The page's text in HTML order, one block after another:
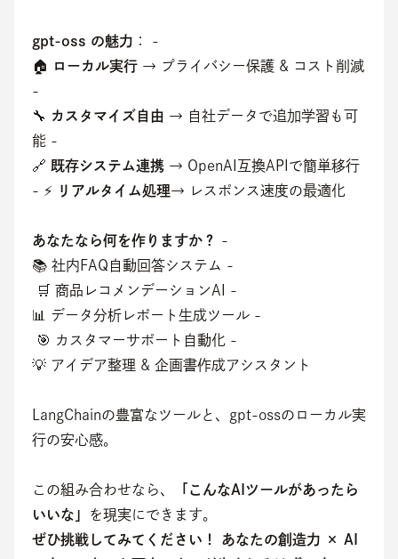
gpt-oss の魅力 ： -
🏠
ローカル実行 → プライバシー保護 & コスト削減
-
🔧 カスタマイズ自由 → 自社データで追加学習も可
能 -
🔗 既存システム連携 → OpenAI互換APIで簡単移行
- ⚡ リアルタイム処理→ レスポンス速度の最適化
あなたなら何を作りますか？
-
📚 社内FAQ自動回答システム -
🛒 商品レコメンデーションAI -
📊 データ分析レポート生成ツール -
🎯 カスタマーサポート自動化 -
💡 アイデア整理 & 企画書作成アシスタント
LangChainの豊富なツールと、gpt-ossのローカル実
行の安心感。
この組み合わせなら、
「こんなAIツールがあったら
いいな」
を現実にできます。
ぜひ挑戦してみてください！
あなたの創造力 × AI